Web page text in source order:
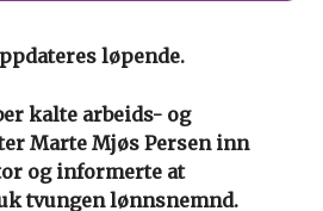
løpende.
kalte arbeids- og
Marte Mjøs Persen inn
og informerte at
tvungen lønnsnemnd.